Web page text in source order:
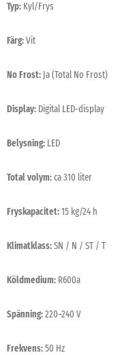
Typ: Kyl/Frys
Färg:Vit
No Frost: Ja (Total No Frost)
Display: Digital LED-display
Belysning: LED
Total volym:ca 310 liter
Fryskapacitet:15 kg/24 h
Klimatklass:SN / N / ST / T
Köldmedium: R600a
Spänning:220–240 V
Frekvens:50 Hz